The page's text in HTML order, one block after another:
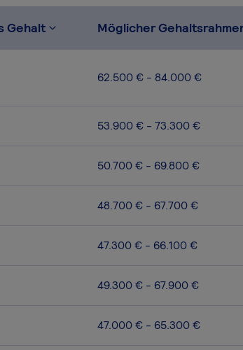
Gehalt Möglicher
62.500 € - 84.000 €
53.900 € - 73.300 €
50.700 € - 69.800 €
48.700 € - 67.700 €
47.300 € - 66.100 €
49.300 € - 67.900 €
47.000 € - 65.300 €